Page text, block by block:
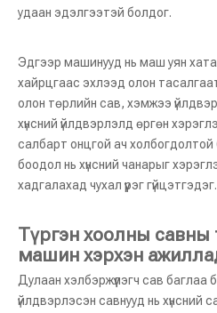
удаан эдэлгээтэй болдог.
Эдгээр машинууд нь маш уян
хайрцгаас эхлээд олон
олон төрлийн сав, хэмжээ
хүнсний үйлдвэрлэлд өргөн
салбарт онцгой ач
боодол нь хүнсний чанарыг
хадгалахад чухал үүрэг гүйцэтгэдэг.
Түргэн хоолны
машин хэрхэн
Дулаан хэлбэржүүлэгч сав
үйлдвэрлэсэн савнууд нь хүнсний